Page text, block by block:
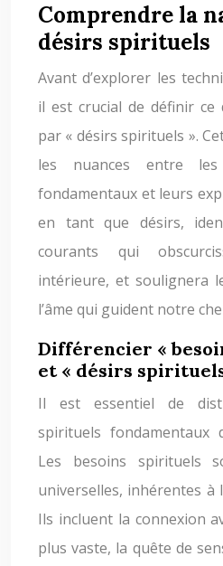
Comprendre la
désirs spirituels
Avant d’explorer les
il est crucial de définir ce
par « désirs spirituels ».
les nuances entre
fondamentaux et leurs
en tant que désirs,
courants qui
intérieure, et soulignera
l’âme qui guident notre
Différencier «
et « désirs
Il est essentiel de
spirituels fondamentaux
Les besoins spirituels
universelles, inhérentes à
Ils incluent la connexion
plus vaste, la quête de